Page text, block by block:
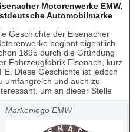
Motorenwerke EMW,
Automobilmarke
Markenlogo EMW
Geschichte der Eisenacher
beginnt eigentlich
1895 durch die Gründung
Fahrzeugfabrik Eisenach, kurz
Diese Geschichte ist jedoch
umfangreich und auch zu
um an dieser Stelle